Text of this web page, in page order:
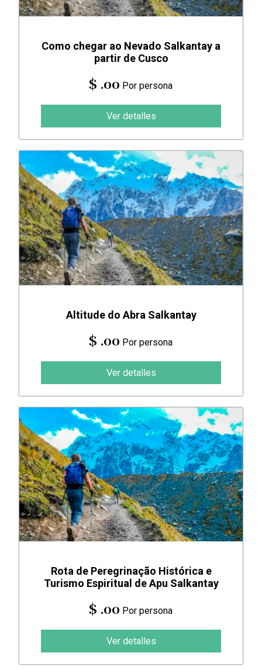
Como chegar ao Nevado Salkantay a
partir de Cusco
$ .00 Por persona
Ver detalles
Altitude do Abra Salkantay
$ .00 Por persona
Ver detalles
Rota de Peregrinação Histórica e
Turismo Espiritual de Apu Salkantay
$ .00 Por persona
Ver detalles